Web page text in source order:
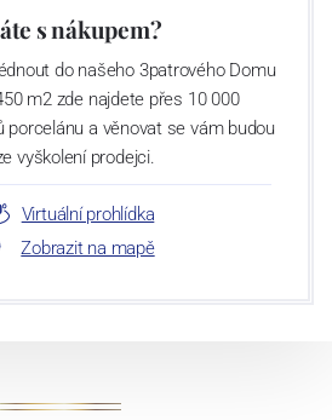
s nákupem?
do našeho 3patrového Domu
m2 zde najdete přes 10 000
porcelánu a věnovat se vám budou
vyškolení prodejci.
Virtuální prohlídka
Zobrazit na mapě